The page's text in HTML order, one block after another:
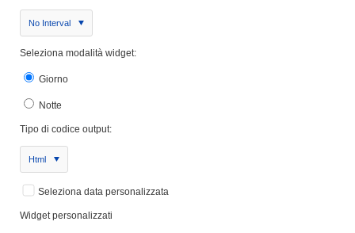
No Interval
Seleziona modalità widget:
Giorno
Notte
Tipo di codice output:
Html
Seleziona data personalizzata
Widget personalizzati